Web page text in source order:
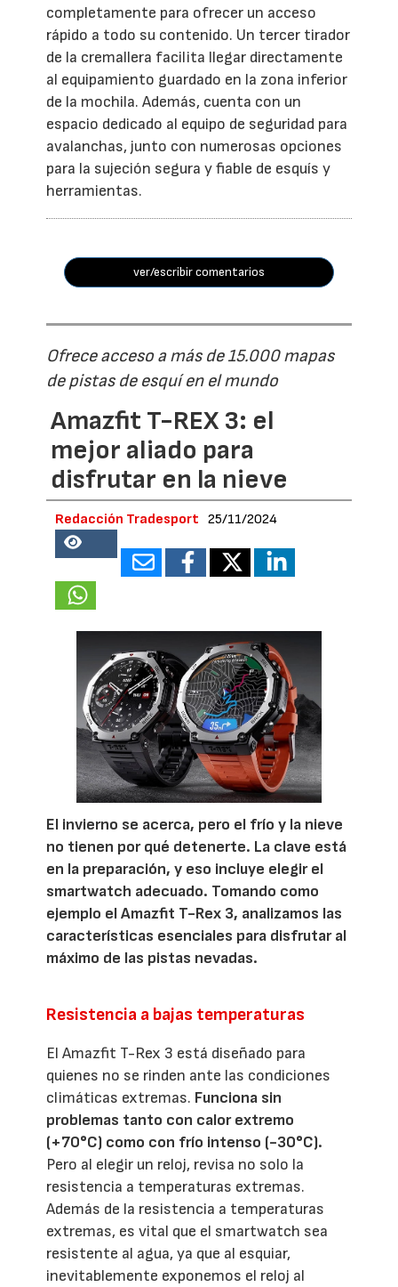
completamente para ofrecer un acceso
rápido a todo su contenido. Un tercer tirador
de la cremallera facilita llegar directamente
al equipamiento guardado en la zona inferior
de la mochila. Además, cuenta con un
espacio dedicado al equipo de seguridad para
avalanchas, junto con numerosas opciones
para la sujeción segura y fiable de esquís y
herramientas.
ver/escribir comentarios
Ofrece acceso a más de 15.000 mapas
de pistas de esquí en el mundo
Amazfit T-REX 3: el
mejor aliado para
disfrutar en la nieve
Redacción Tradesport 25/11/2024
56383
El invierno se acerca, pero el frío y la nieve
no tienen por qué detenerte. La clave está
en la preparación, y eso incluye elegir el
smartwatch adecuado. Tomando como
ejemplo el Amazfit T-Rex 3, analizamos las
características esenciales para disfrutar al
máximo de las pistas nevadas.
Resistencia a bajas temperaturas
El Amazfit T-Rex 3 está diseñado para
quienes no se rinden ante las condiciones
climáticas extremas. Funciona sin
problemas tanto con calor extremo
(+70°C) como con frío intenso (-30°C).
Pero al elegir un reloj, revisa no solo la
resistencia a temperaturas extremas.
Además de la resistencia a temperaturas
extremas, es vital que el smartwatch sea
resistente al agua, ya que al esquiar,
inevitablemente exponemos el reloj al